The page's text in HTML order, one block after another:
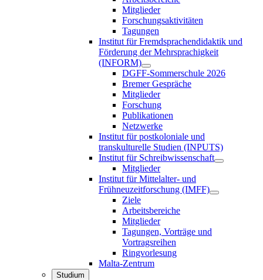
Mitglieder
Forschungsaktivitäten
Tagungen
Institut für Fremdsprachendidaktik und
Förderung der Mehrsprachigkeit
(INFORM)
DGFF-Sommerschule 2026
Bremer Gespräche
Mitglieder
Forschung
Publikationen
Netzwerke
Institut für postkoloniale und
transkulturelle Studien (INPUTS)
Institut für Schreibwissenschaft
Mitglieder
Institut für Mittelalter- und
Frühneuzeitforschung (IMFF)
Ziele
Arbeitsbereiche
Mitglieder
Tagungen, Vorträge und
Vortragsreihen
Ringvorlesung
Malta-Zentrum
Studium